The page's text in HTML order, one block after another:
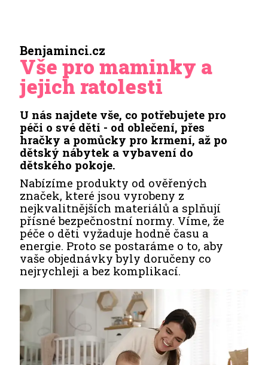
Benjaminci.cz
Vše pro maminky a
jejich ratolesti
U nás najdete vše, co potřebujete pro
péči o své děti - od oblečení, přes
hračky a pomůcky pro krmení, až po
dětský nábytek a vybavení do
dětského pokoje.
Nabízíme produkty od ověřených
značek, které jsou vyrobeny z
nejkvalitnějších materiálů a splňují
přísné bezpečnostní normy. Víme, že
péče o děti vyžaduje hodně času a
energie. Proto se postaráme o to, aby
vaše objednávky byly doručeny co
nejrychleji a bez komplikací.